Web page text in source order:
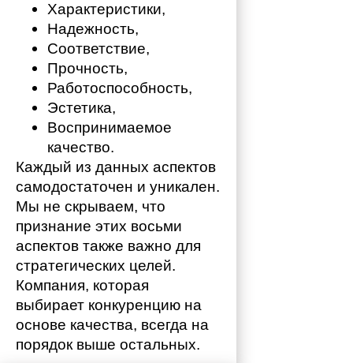
Характеристики,
Надежность,
Соответствие,
Прочность,
Работоспособность,
Эстетика,
Воспринимаемое
качество.
Каждый из данных аспектов
самодостаточен и уникален.
Мы не скрываем, что
признание этих восьми
аспектов также важно для
стратегических целей.
Компания, которая
выбирает конкуренцию на
основе качества, всегда на
порядок выше остальных.